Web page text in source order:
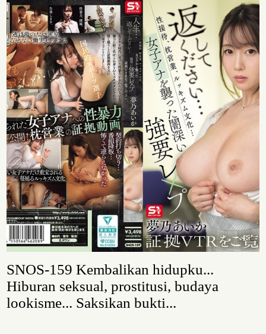
SNOS-159 Kembalikan hidupku...
Hiburan seksual, prostitusi, budaya
lookisme... Saksikan bukti...